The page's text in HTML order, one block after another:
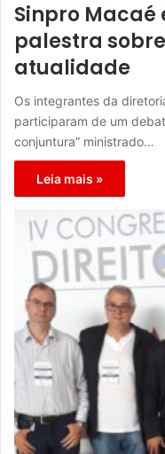
Sinpro Macaé
palestra
atualidade
Os integrantes da
participaram de um
conjuntura” ministrado…
Leia mais »